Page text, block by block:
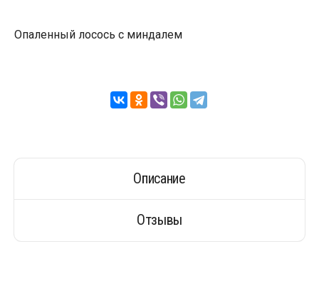
Опаленный лосось с миндалем
Описание
Отзывы